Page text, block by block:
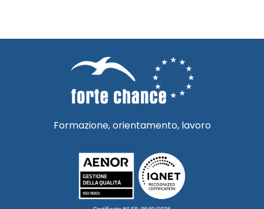
Formazione, orientamento, lavoro